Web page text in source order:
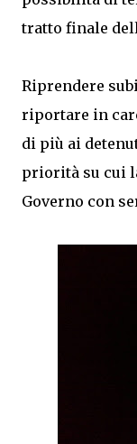
tratto finale
Riprendere
riportare in
di più ai
priorità su cui
Governo con